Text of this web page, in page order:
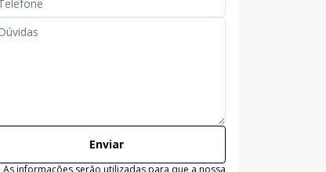
Enviar
As informações serão utilizadas para que a nossa